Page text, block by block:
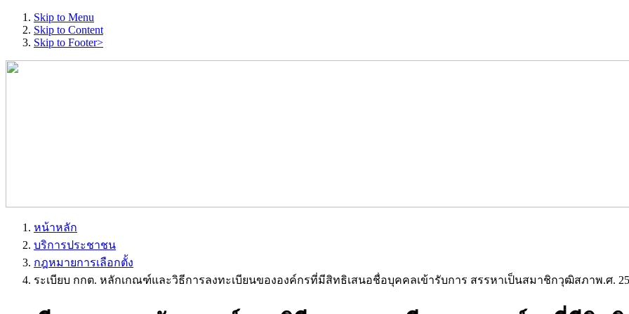
Skip to Menu
Skip to Content
Skip to Footer>
หน้าหลัก
บริการประชาชน
กฎหมายการเลือกตั้ง
ระเบียบ กกต. หลักเกณฑ์และวิธีการลงทะเบียนขององค์กรที่มีสิทธิเสนอชื่อบุคคลเข้ารับการ สรรหาเป็นสมาชิกวุฒิสภาพ.ศ.